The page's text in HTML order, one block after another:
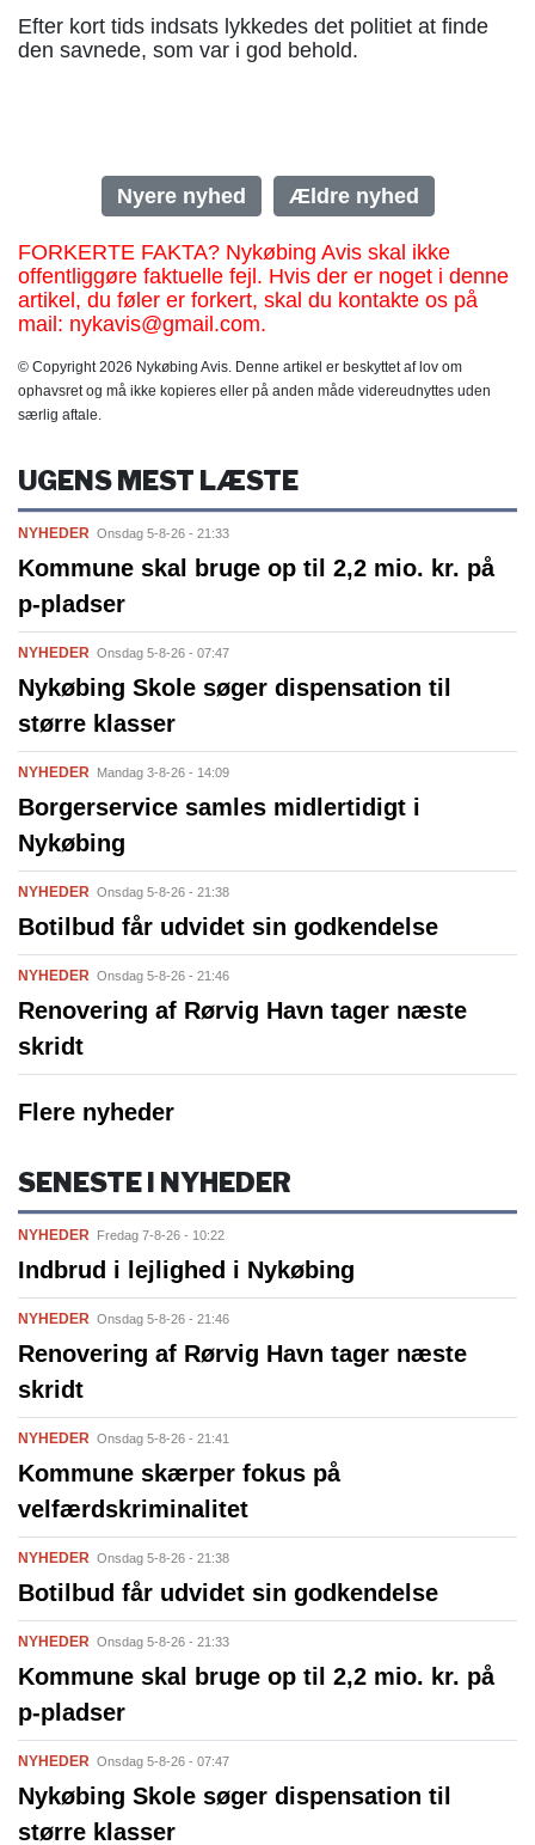
Efter kort tids indsats lykkedes det politiet at finde
den savnede, som var i god behold.
Nyere nyhed Ældre nyhed
FORKERTE FAKTA? Nykøbing Avis skal ikke
offentliggøre faktuelle fejl. Hvis der er noget i denne
artikel, du føler er forkert, skal du kontakte os på
mail: nykavis@gmail.com.
© Copyright 2026 Nykøbing Avis. Denne artikel er beskyttet af lov om
ophavsret og må ikke kopieres eller på anden måde videreudnyttes uden
særlig aftale.
UGENS MEST LÆSTE
NYHEDER Onsdag 5-8-26 - 21:33
Kommune skal bruge op til 2,2 mio. kr. på
p-pladser
NYHEDER Onsdag 5-8-26 - 07:47
Nykøbing Skole søger dispensation til
større klasser
NYHEDER Mandag 3-8-26 - 14:09
Borgerservice samles midlertidigt i
Nykøbing
NYHEDER Onsdag 5-8-26 - 21:38
Botilbud får udvidet sin godkendelse
NYHEDER Onsdag 5-8-26 - 21:46
Renovering af Rørvig Havn tager næste
skridt
Flere nyheder
SENESTE I NYHEDER
NYHEDER Fredag 7-8-26 - 10:22
Indbrud i lejlighed i Nykøbing
NYHEDER Onsdag 5-8-26 - 21:46
Renovering af Rørvig Havn tager næste
skridt
NYHEDER Onsdag 5-8-26 - 21:41
Kommune skærper fokus på
velfærdskriminalitet
NYHEDER Onsdag 5-8-26 - 21:38
Botilbud får udvidet sin godkendelse
NYHEDER Onsdag 5-8-26 - 21:33
Kommune skal bruge op til 2,2 mio. kr. på
p-pladser
NYHEDER Onsdag 5-8-26 - 07:47
Nykøbing Skole søger dispensation til
større klasser